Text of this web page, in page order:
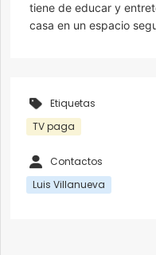
tiene de educar y
casa en un espacio
Etiquetas
TV paga
Contactos
Luis Villanueva